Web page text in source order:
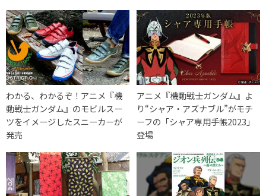
わかる、わかるぞ！アニメ『機
動戦士ガンダム』のモビルスー
ツをイメージしたスニーカーが
発売
アニメ『機動戦士ガンダム』よ
り“シャア・アズナブル”がモチ
ーフの「シャア専用手帳2023」
登場